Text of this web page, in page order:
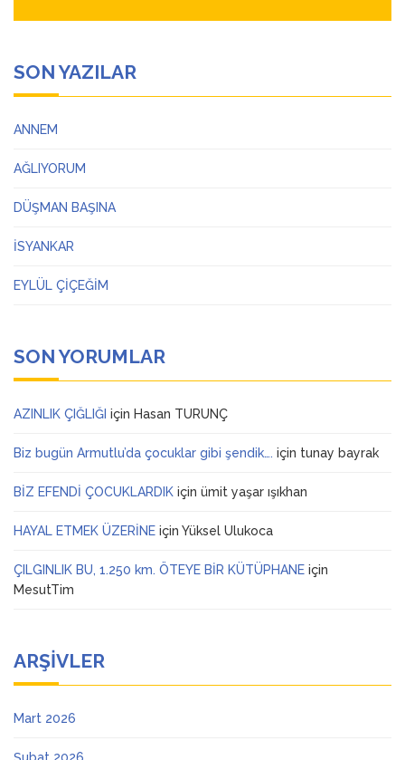
SON YAZILAR
ANNEM
AĞLIYORUM
DÜŞMAN BAŞINA
İSYANKAR
EYLÜL ÇİÇEĞİM
SON YORUMLAR
AZINLIK ÇIĞLIĞI için Hasan TURUNÇ
Biz bugün Armutlu’da çocuklar gibi şendik…. için tunay bayrak
BİZ EFENDİ ÇOCUKLARDIK için ümit yaşar ışıkhan
HAYAL ETMEK ÜZERİNE için Yüksel Ulukoca
ÇILGINLIK BU, 1.250 km. ÖTEYE BİR KÜTÜPHANE için
MesutTim
ARŞIVLER
Mart 2026